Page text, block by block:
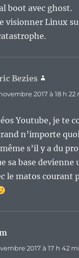
boot avec ghost.
visionner Linux
Bezies
2017 à 18 h 22
Youtube, je te
n’importe
s’il y a du
sa base devienne
le matos courant
2017 à 17 h 42